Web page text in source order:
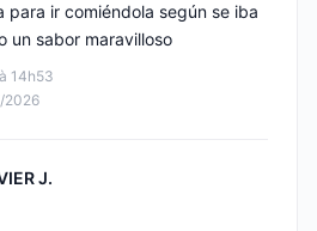
14h53
2026
ir comiéndola según se iba
un sabor maravilloso
J.